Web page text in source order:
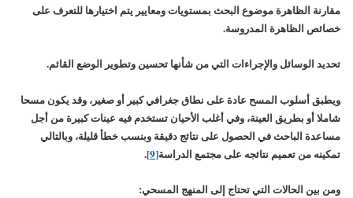
مقارنة الظاهرة موضوع البحث بمستويات ومعايير يتم اختيارها للتعرف على
خصائص الظاهرة المدروسة.
تحديد الوسائل والإجراءات التي من شأنها تحسين وتطوير الوضع القائم.
ويطبق أسلوب المسح عادة على نطاق جغرافي كبير أو صغير، وقد يكون مسحا
شاملا أو بطريق العينة، وفي أغلب الأحيان تستخدم فيه عينات كبيرة من أجل
مساعدة الباحث في الحصول على نتائج دقيقة وبنسب خطأ قليلة، وبالتالي
تمكينه من تعميم نتائجه على مجتمع الدراسة[9]
.
ومن بين الحالات التي تحتاج إلى المنهج المسحي: